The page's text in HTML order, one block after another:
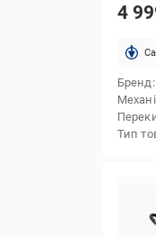
4
Бренд
Тип